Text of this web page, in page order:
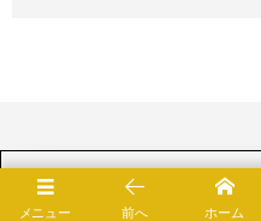
メニュー 前へ ホーム